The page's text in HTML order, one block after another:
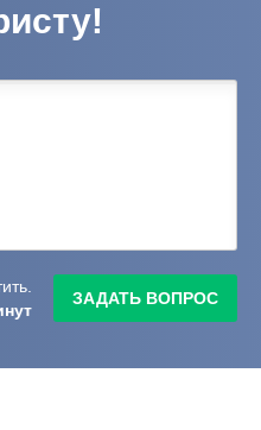
ЗАДАТЬ ВОПРОС